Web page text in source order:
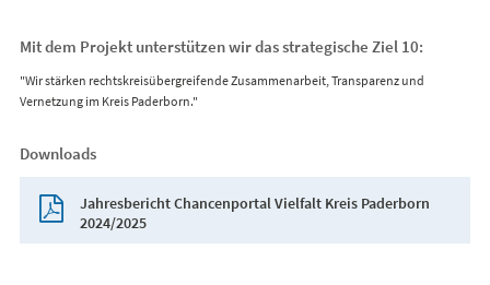
Mit dem Projekt unterstützen wir das strategische Ziel 10:
"Wir stärken rechtskreisübergreifende Zusammenarbeit, Transparenz und
Vernetzung im Kreis Paderborn."
Downloads
Jahresbericht Chancenportal Vielfalt Kreis Paderborn
2024/2025